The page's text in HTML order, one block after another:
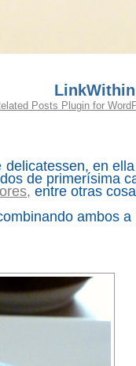
LinkWithin
en
de primerísima
entre otras
ambos a